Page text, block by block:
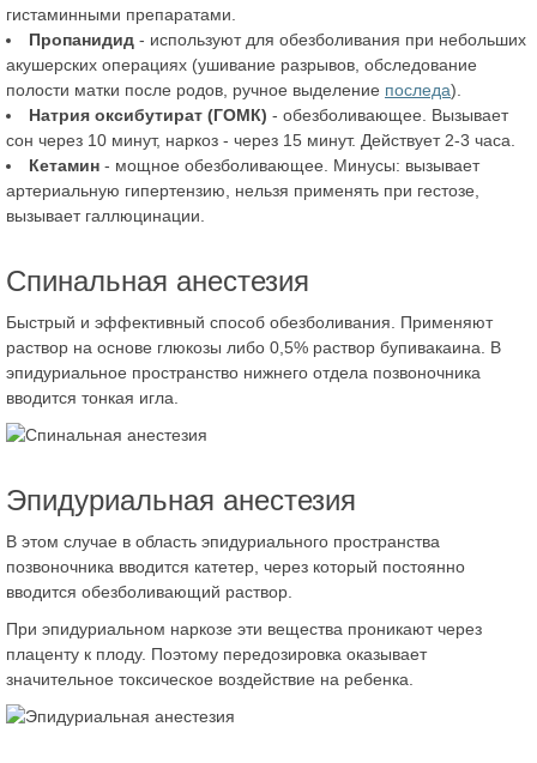
гистаминными препаратами.
Пропанидид - используют для обезболивания при небольших
акушерских операциях (ушивание разрывов, обследование
полости матки после родов, ручное выделение последа).
Натрия оксибутират (ГОМК) - обезболивающее. Вызывает
сон через 10 минут, наркоз - через 15 минут. Действует 2-3 часа.
Кетамин - мощное обезболивающее. Минусы: вызывает
артериальную гипертензию, нельзя применять при гестозе,
вызывает галлюцинации.
Спинальная анестезия
Быстрый и эффективный способ обезболивания. Применяют
раствор на основе глюкозы либо 0,5% раствор бупивакаина. В
эпидуриальное пространство нижнего отдела позвоночника
вводится тонкая игла.
Эпидуриальная анестезия
В этом случае в область эпидуриального пространства
позвоночника вводится катетер, через который постоянно
вводится обезболивающий раствор.
При эпидуриальном наркозе эти вещества проникают через
плаценту к плоду. Поэтому передозировка оказывает
значительное токсическое воздействие на ребенка.